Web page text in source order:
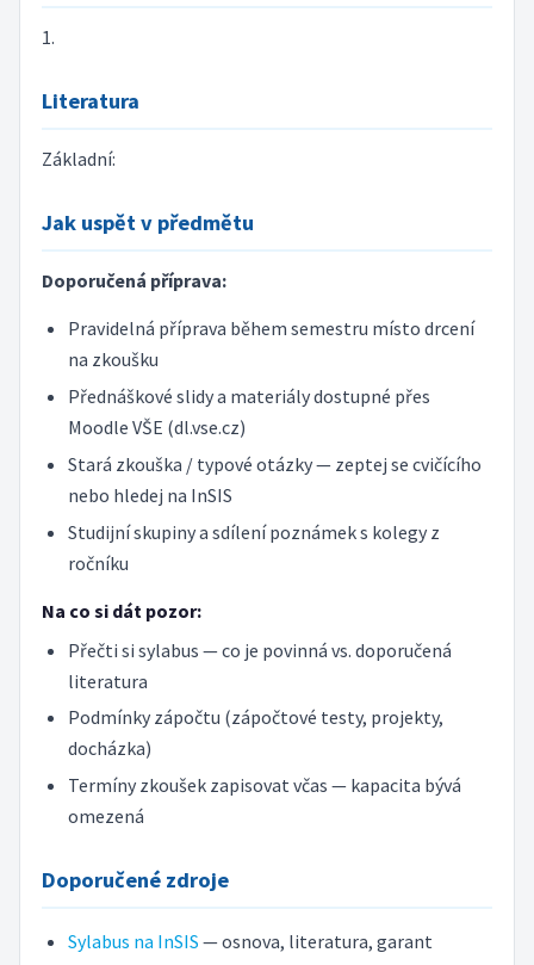
1.
Literatura
Základní:
Jak uspět v předmětu
Doporučená příprava:
Pravidelná příprava během semestru místo drcení
na zkoušku
Přednáškové slidy a materiály dostupné přes
Moodle VŠE (dl.vse.cz)
Stará zkouška / typové otázky — zeptej se cvičícího
nebo hledej na InSIS
Studijní skupiny a sdílení poznámek s kolegy z
ročníku
Na co si dát pozor:
Přečti si sylabus — co je povinná vs. doporučená
literatura
Podmínky zápočtu (zápočtové testy, projekty,
docházka)
Termíny zkoušek zapisovat včas — kapacita bývá
omezená
Doporučené zdroje
Sylabus na InSIS — osnova, literatura, garant